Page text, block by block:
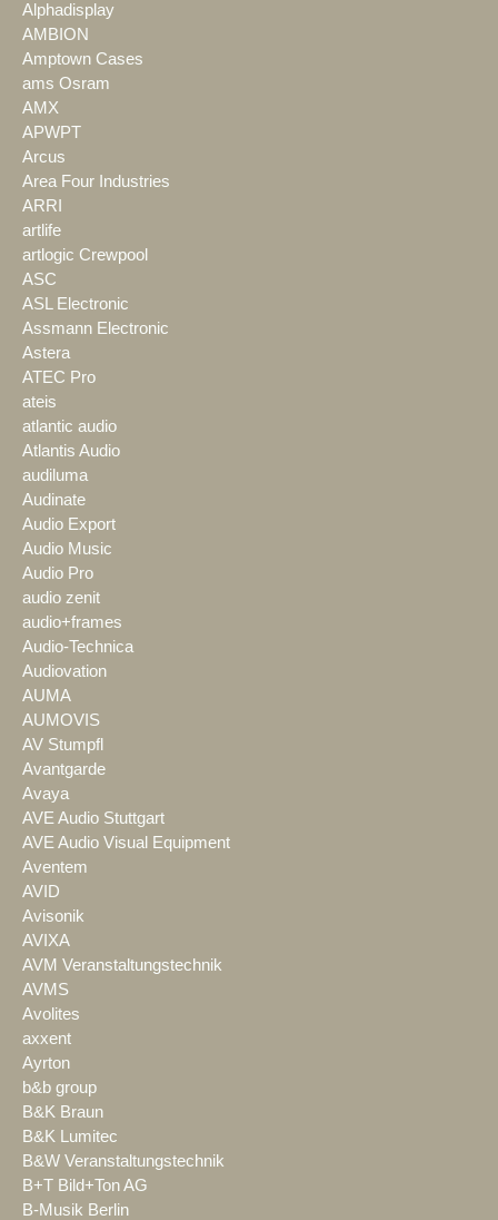
Alphadisplay
AMBION
Amptown Cases
ams Osram
AMX
APWPT
Arcus
Area Four Industries
ARRI
artlife
artlogic Crewpool
ASC
ASL Electronic
Assmann Electronic
Astera
ATEC Pro
ateis
atlantic audio
Atlantis Audio
audiluma
Audinate
Audio Export
Audio Music
Audio Pro
audio zenit
audio+frames
Audio-Technica
Audiovation
AUMA
AUMOVIS
AV Stumpfl
Avantgarde
Avaya
AVE Audio Stuttgart
AVE Audio Visual Equipment
Aventem
AVID
Avisonik
AVIXA
AVM Veranstaltungstechnik
AVMS
Avolites
axxent
Ayrton
b&b group
B&K Braun
B&K Lumitec
B&W Veranstaltungstechnik
B+T Bild+Ton AG
B-Musik Berlin